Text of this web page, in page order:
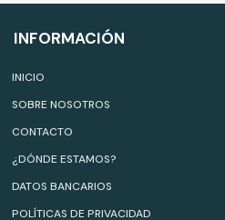
INFORMACIÓN
INICIO
SOBRE NOSOTROS
CONTACTO
¿DÓNDE ESTAMOS?
DATOS BANCARIOS
POLÍTICAS DE PRIVACIDAD